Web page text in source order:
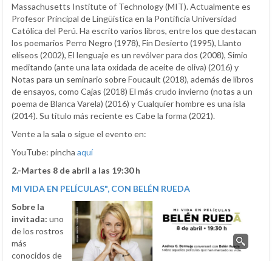
Massachusetts Institute of Technology (MIT). Actualmente es
Profesor Principal de Lingüística en la Pontificia Universidad
Católica del Perú. Ha escrito varios libros, entre los que destacan
los poemarios Perro Negro (1978), Fin Desierto (1995), Llanto
elíseos (2002), El lenguaje es un revólver para dos (2008), Simio
meditando (ante una lata oxidada de aceite de oliva) (2016) y
Notas para un seminario sobre Foucault (2018), además de libros
de ensayos, como Cajas (2018) El más crudo invierno (notas a un
poema de Blanca Varela) (2016) y Cualquier hombre es una isla
(2014). Su título más reciente es Cabe la forma (2021).
Vente a la sala o sigue el evento en:
YouTube: pincha aquí
2.-Martes 8 de abril a las 19:30 h
MI VIDA EN PELÍCULAS", CON BELÉN RUEDA
Sobre la
invitada: uno
de los rostros
más
conocidos de